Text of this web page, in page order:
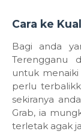
Cara ke
Bagi anda
Terengganu
untuk menaiki
perlu
sekiranya
Grab, ia
terletak agak